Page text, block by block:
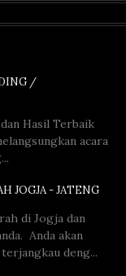
/
Hasil Terbaik
acara
JOGJA - JATENG
di Jogja dan
Anda akan
deng...